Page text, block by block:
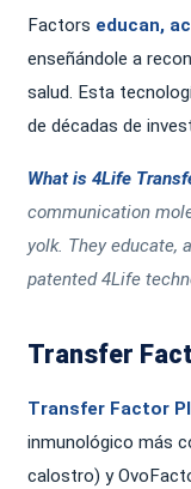
Factors educan,
enseñándole a
salud. Esta
de décadas de
What is 4Life
communication
yolk. They educate,
patented 4Life
Transfer
Transfer Factor
inmunológico más
calostro) y